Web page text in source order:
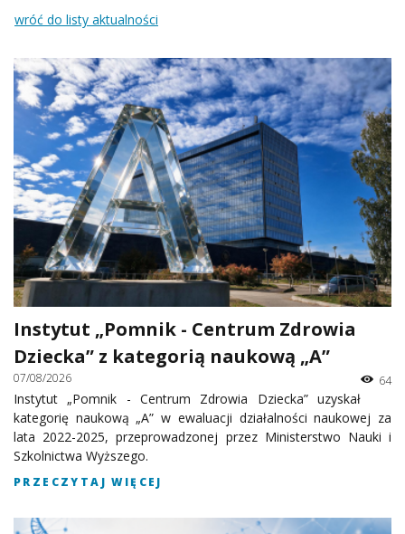
wróć do listy aktualności
Instytut „Pomnik - Centrum Zdrowia
Dziecka” z kategorią naukową „A”
07/08/2026 64
Instytut „Pomnik - Centrum Zdrowia Dziecka” uzyskał
kategorię naukową „A” w ewaluacji działalności naukowej za
lata 2022-2025, przeprowadzonej przez Ministerstwo Nauki i
Szkolnictwa Wyższego.
PRZECZYTAJ WIĘCEJ